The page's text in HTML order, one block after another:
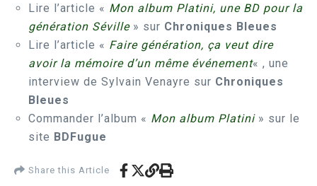
Lire l’article « Mon album Platini, une BD pour la
génération Séville» sur Chroniques Bleues
Lire l’article « Faire génération, ça veut dire
avoir la mémoire d’un même événement« , une
interview de Sylvain Venayre sur Chroniques
Bleues
Commander l’album « Mon album Platini» sur le
site BDFugue
Share this Article